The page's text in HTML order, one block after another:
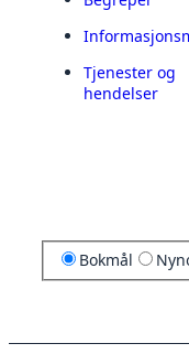
Tjenester og
hendelser
Bokmål